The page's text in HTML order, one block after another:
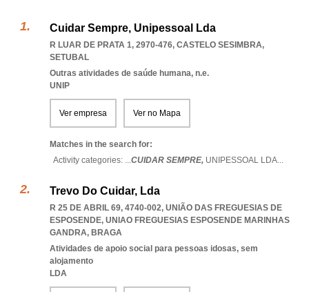
Cuidar Sempre, Unipessoal Lda
R LUAR DE PRATA 1, 2970-476, CASTELO SESIMBRA,
SETUBAL
Outras atividades de saúde humana, n.e.
UNIP
Ver empresa Ver no Mapa
Matches in the search for:
Activity categories: ...CUIDAR SEMPRE, UNIPESSOAL LDA...
Trevo Do Cuidar, Lda
R 25 DE ABRIL 69, 4740-002, UNIÃO DAS FREGUESIAS DE
ESPOSENDE, UNIAO FREGUESIAS ESPOSENDE MARINHAS
GANDRA, BRAGA
Atividades de apoio social para pessoas idosas, sem
alojamento
LDA